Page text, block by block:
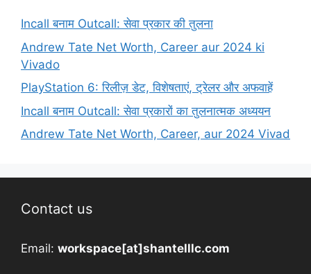
Incall बनाम Outcall: सेवा प्रकार की तुलना
Andrew Tate Net Worth, Career aur 2024 ki
Vivado
PlayStation 6: रिलीज़ डेट, विशेषताएं, ट्रेलर और अफवाहें
Incall बनाम Outcall: सेवा प्रकारों का तुलनात्मक अध्ययन
Andrew Tate Net Worth, Career, aur 2024 Vivad
Contact us
Email: workspace[at]shantelllc.com